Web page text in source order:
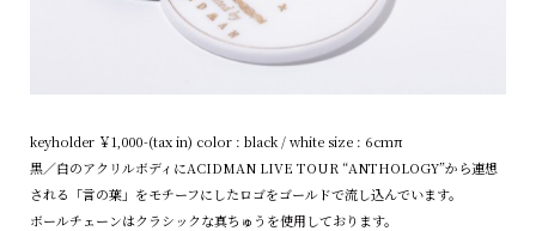
keyholder ￥1,000-(tax in) color : black / white size : 6cmπ
黒／白のアクリルボディにACIDMAN LIVE TOUR “ANTHOLOGY”から連想
される「言の葉」をモチーフにしたロゴをゴールドで流し込んでいます。
ボールチェーンはクラシックな真ちゅうを使用しております。